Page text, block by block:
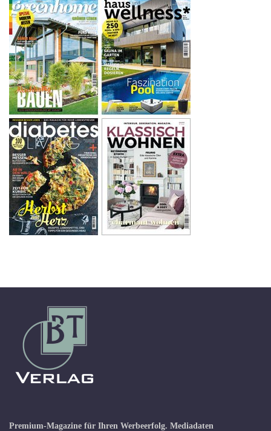
Premium-Magazine für Ihren Werbeerfolg. Mediadaten